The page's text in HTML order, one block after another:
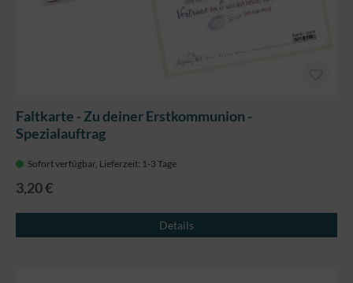
Faltkarte - Zu deiner Erstkommunion -
Spezialauftrag
Sofort verfügbar, Lieferzeit: 1-3 Tage
3,20 €
Details